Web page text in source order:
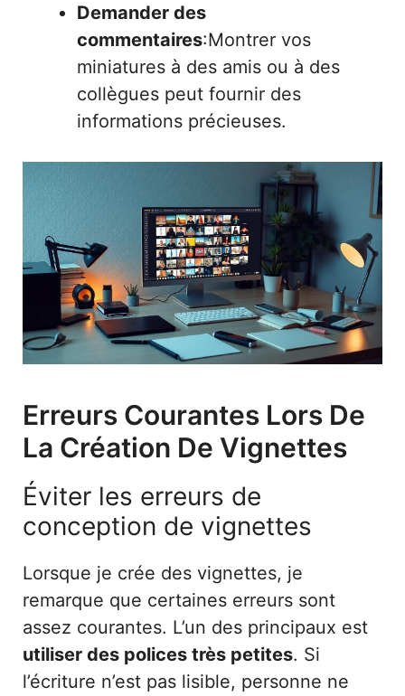
Demander des
commentaires:Montrer vos
miniatures à des amis ou à des
collègues peut fournir des
informations précieuses.
Erreurs Courantes Lors De
La Création De Vignettes
Éviter les erreurs de
conception de vignettes
Lorsque je crée des vignettes, je
remarque que certaines erreurs sont
assez courantes. L’un des principaux est
utiliser des polices très petites. Si
l’écriture n’est pas lisible, personne ne